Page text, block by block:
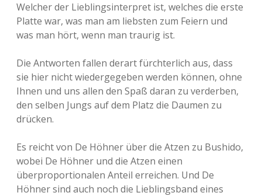
Welcher der Lieblingsinterpret ist, welches die erste
Platte war, was man am liebsten zum Feiern und
was man hört, wenn man traurig ist.
Die Antworten fallen derart fürchterlich aus, dass
sie hier nicht wiedergegeben werden können, ohne
Ihnen und uns allen den Spaß daran zu verderben,
den selben Jungs auf dem Platz die Daumen zu
drücken.
Es reicht von De Höhner über die Atzen zu Bushido,
wobei De Höhner und die Atzen einen
überproportionalen Anteil erreichen. Und De
Höhner sind auch noch die Lieblingsband eines